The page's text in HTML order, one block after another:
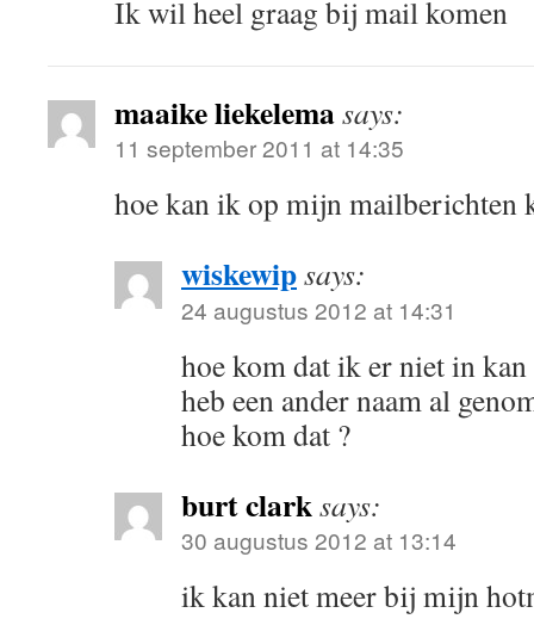
Ik wil heel graag bij mail komen
maaike liekelemasays:
11 september 2011 at 14:35
hoe kan ik op mijn mailberichten
wiskewipsays:
24 augustus 2012 at 14:31
hoe kom dat ik er niet in
heb een ander naam al
hoe kom dat ?
burt clarksays:
30 augustus 2012 at 13:14
ik kan niet meer bij mijn